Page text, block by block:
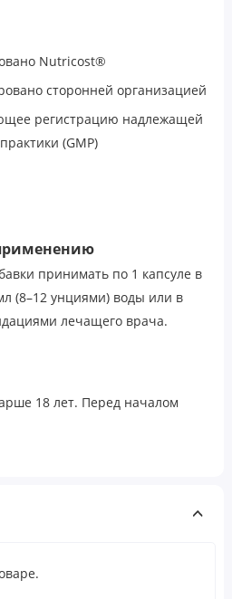
Nutricost®
сторонней организацией
регистрацию надлежащей
(GMP)
принимать по 1 капсуле в
(8–12 унциями) воды или в
лечащего врача.
18 лет. Перед началом
наличии заболеваний
повреждена или
месте.